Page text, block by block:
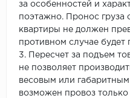
за особенностей и
поэтажно. Пронос
квартиры не должен
противном случае будет
3. Пересчет за подъем
не позволяет
весовым или
возможен провоз